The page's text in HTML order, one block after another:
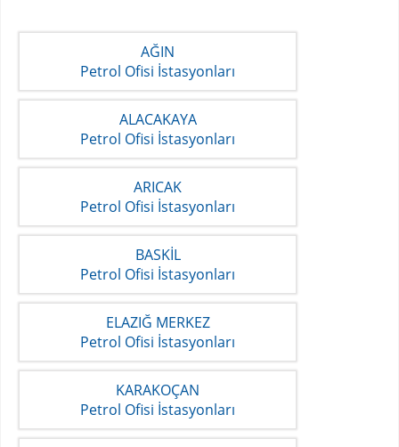
AĞIN
Petrol Ofisi İstasyonları
ALACAKAYA
Petrol Ofisi İstasyonları
ARICAK
Petrol Ofisi İstasyonları
BASKİL
Petrol Ofisi İstasyonları
ELAZIĞ MERKEZ
Petrol Ofisi İstasyonları
KARAKOÇAN
Petrol Ofisi İstasyonları